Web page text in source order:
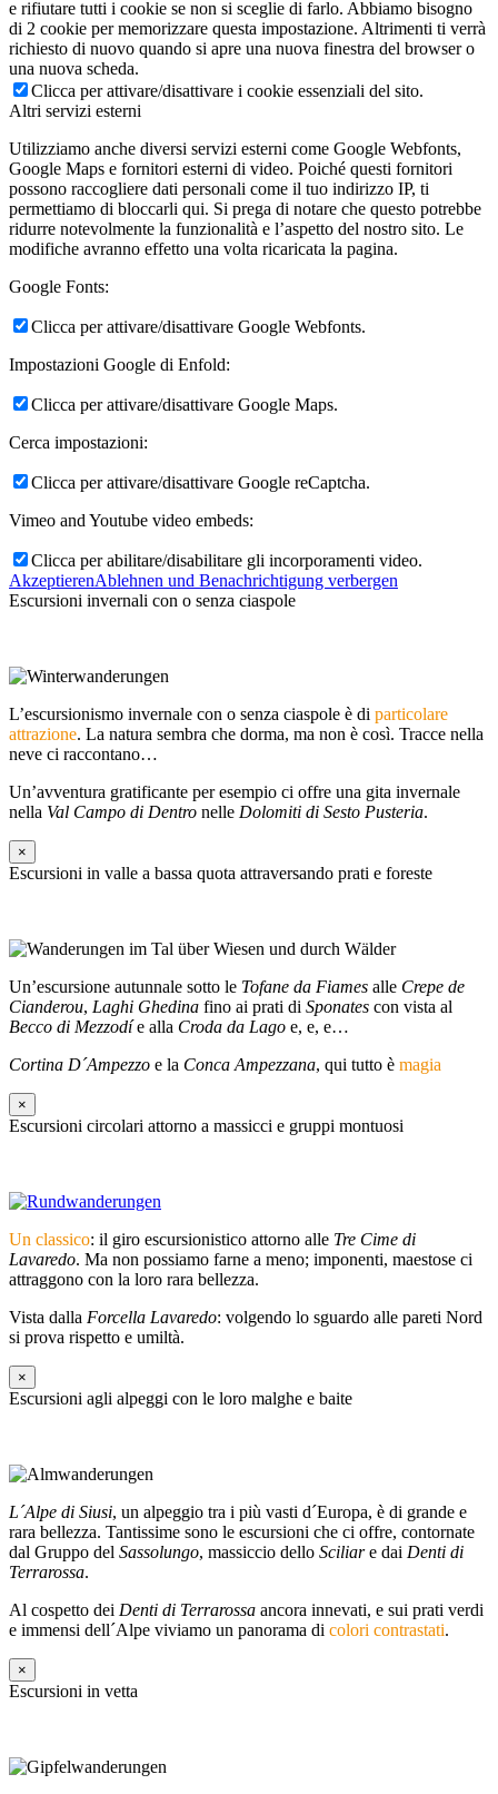
e rifiutare tutti i cookie se non si sceglie di farlo. Abbiamo bisogno
di 2 cookie per memorizzare questa impostazione. Altrimenti ti verrà
richiesto di nuovo quando si apre una nuova finestra del browser o
una nuova scheda.
Clicca per attivare/disattivare i cookie essenziali del sito.
Altri servizi esterni
Utilizziamo anche diversi servizi esterni come Google Webfonts,
Google Maps e fornitori esterni di video. Poiché questi fornitori
possono raccogliere dati personali come il tuo indirizzo IP, ti
permettiamo di bloccarli qui. Si prega di notare che questo potrebbe
ridurre notevolmente la funzionalità e l’aspetto del nostro sito. Le
modifiche avranno effetto una volta ricaricata la pagina.
Google Fonts:
Clicca per attivare/disattivare Google Webfonts.
Impostazioni Google di Enfold:
Clicca per attivare/disattivare Google Maps.
Cerca impostazioni:
Clicca per attivare/disattivare Google reCaptcha.
Vimeo and Youtube video embeds:
Clicca per abilitare/disabilitare gli incorporamenti video.
AkzeptierenAblehnen und Benachrichtigung verbergen
Escursioni invernali con o senza ciaspole
L’escursionismo invernale con o senza ciaspole è di particolare
attrazione. La natura sembra che dorma, ma non è così. Tracce nella
neve ci raccontano…
Un’avventura gratificante per esempio ci offre una gita invernale
nella Val Campo di Dentro nelle Dolomiti di Sesto Pusteria.
×
Escursioni in valle a bassa quota attraversando prati e foreste
Un’escursione autunnale sotto le Tofane da Fiames alle Crepe de
Cianderou, Laghi Ghedina fino ai prati di Sponates con vista al
Becco di Mezzodíe alla Croda da Lago e, e, e…
Cortina D´Ampezzo e la Conca Ampezzana, qui tutto è magia
×
Escursioni circolari attorno a massicci e gruppi montuosi
Un classico: il giro escursionistico attorno alle Tre Cime di
Lavaredo. Ma non possiamo farne a meno; imponenti, maestose ci
attraggono con la loro rara bellezza.
Vista dalla Forcella Lavaredo: volgendo lo sguardo alle pareti Nord
si prova rispetto e umiltà.
×
Escursioni agli alpeggi con le loro malghe e baite
L´Alpe di Siusi, un alpeggio tra i più vasti d´Europa, è di grande e
rara bellezza. Tantissime sono le escursioni che ci offre, contornate
dal Gruppo del Sassolungo, massiccio dello Sciliare dai Denti di
Terrarossa.
Al cospetto dei Denti di Terrarossa ancora innevati, e sui prati verdi
e immensi dell´Alpe viviamo un panorama di colori contrastati.
×
Escursioni in vetta